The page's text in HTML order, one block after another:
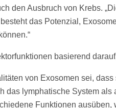
den Ausbruch von Krebs.
das Potenzial,
basierend
von Exosomen sei,
lymphatische System als
Funktionen